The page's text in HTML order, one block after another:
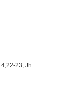
23; Jh